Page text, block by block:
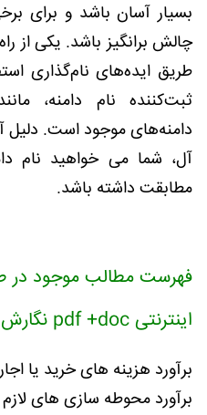
بسیار آسان باشد و برای
چالش برانگیز باشد. یکی از
طریق ایده‌های نام‌گذاری
ثبت‌کننده نام دامنه،
دامنه‌های موجود است.
آل، شما می خواهید نام
مطابقت داشته باشد.
فهرست مطالب موجود در
اینترنتی pdf +doc نگارش سال 1403 :
برآورد هزینه های خرید یا
برآورد محوطه سازی های لازم